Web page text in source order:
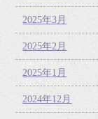
2025年3月
2025年2月
2025年1月
2024年12月